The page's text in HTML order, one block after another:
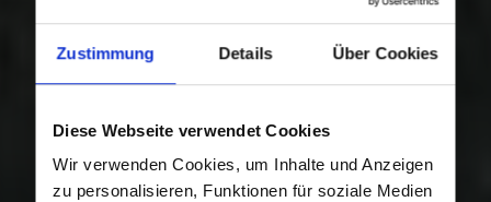
Zustimmung Details Über Cookies
Diese Webseite verwendet Cookies
Wir verwenden Cookies, um Inhalte und Anzeigen
zu personalisieren, Funktionen für soziale Medien